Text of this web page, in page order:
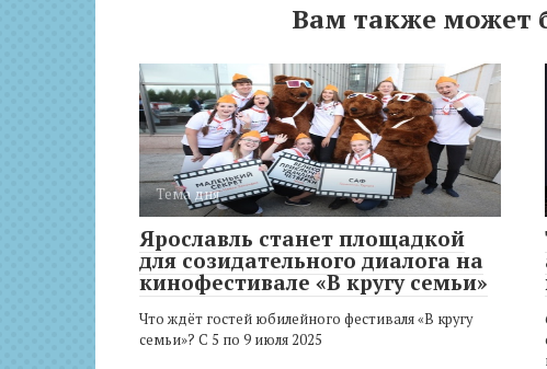
Вам также может
Тема дня
Ярославль станет площадкой
для созидательного диалога на
кинофестивале «В кругу семьи»
Что ждёт гостей юбилейного фестиваля «В кругу
семьи»? С 5 по 9 июля 2025